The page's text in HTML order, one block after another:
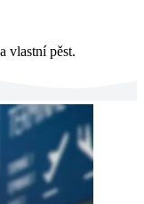
vlastní pěst.